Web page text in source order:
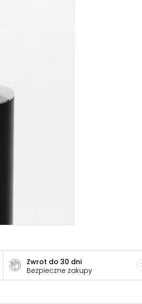
Zwrot do 30 dni
Bezpieczne zakupy